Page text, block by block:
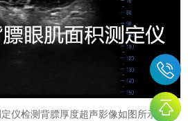
仪检测背膘厚度超声影像如图所示